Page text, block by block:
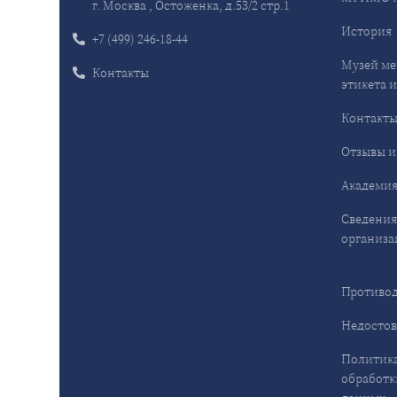
г. Москва , Остоженка, д.53/2 стр.1
+7 (499) 246-18-44
Контакты
История
Музей
этикета
Контакты
Отзывы